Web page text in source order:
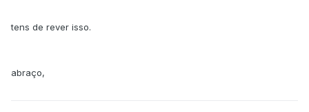
tens de rever isso.
abraço,